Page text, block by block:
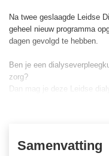
Na twee geslaagde Leidse
geheel nieuw programma
dagen gevolgd te hebben.
Ben je een
zorg?
Dan mag je deze Leidse
Onderwerpen tijdens deze
Samenvatting